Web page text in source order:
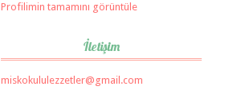
Profilimin tamamını görüntüle
İletişim
miskokululezzetler@gmail.com